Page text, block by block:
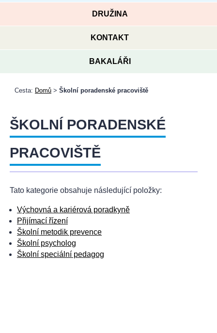
DRUŽINA
KONTAKT
BAKALÁŘI
Cesta: Domů > Školní poradenské pracoviště
ŠKOLNÍ PORADENSKÉ
PRACOVIŠTĚ
Tato kategorie obsahuje následující položky:
Výchovná a kariérová poradkyně
Přijímací řízení
Školní metodik prevence
Školní psycholog
Školní speciální pedagog